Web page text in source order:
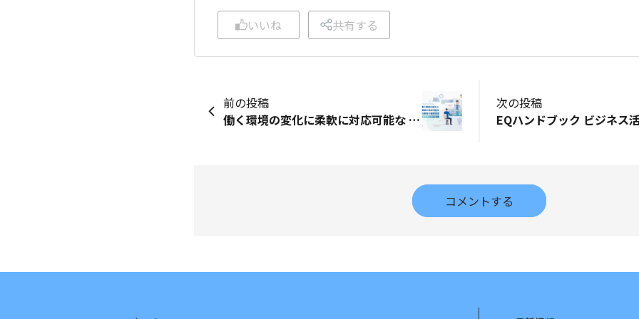
いいね 共有する
前の投稿
働く環境の変化に柔軟に対応可能な 従業員の健康管理
次の投稿
EQハンドブック ビジネス
コメントする